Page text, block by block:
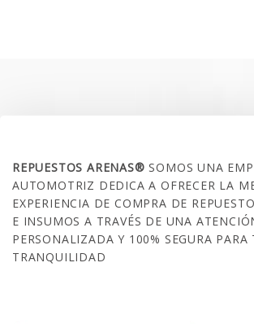
REPUESTOS ARENAS®SOMOS UNA
AUTOMOTRIZ DEDICA A OFRECER LA
EXPERIENCIA DE COMPRA DE
E INSUMOS A TRAVÉS DE UNA
PERSONALIZADA Y 100% SEGURA PARA
TRANQUILIDAD